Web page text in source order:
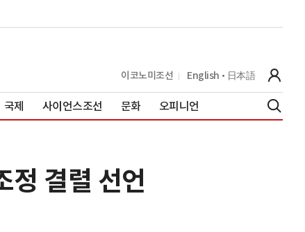
이코노미조선 English 日本語
국제 사이언스조선 문화 오피니언
결렬 선언